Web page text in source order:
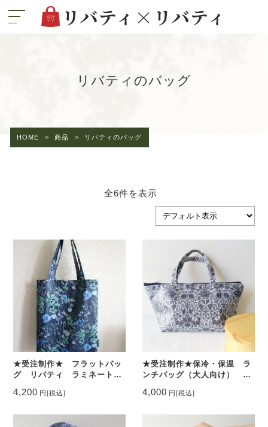
リバティのバッグ
HOME > 商品 > リバティのバッグ
全6件を表示
★受注制作★ フラットバッ
グ リバティ ラミネート
けします
4,200 円[税込]
★受注制作★保冷・保温 ラ
ンチバッグ（大人向け） リ
オーダーをお受けします
4,000 円[税込]